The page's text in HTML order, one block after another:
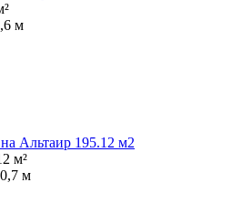
м
м²
м